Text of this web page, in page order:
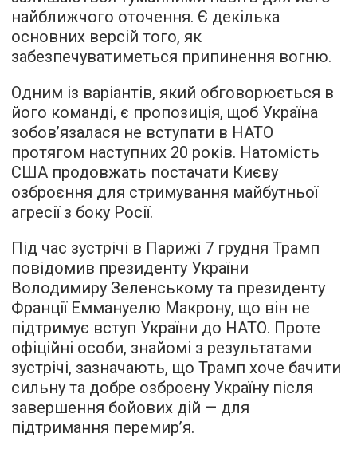
найближчого оточення. Є декілька
основних версій того, як
забезпечуватиметься припинення вогню.
Одним із варіантів, який обговорюється в
його команді, є пропозиція, щоб Україна
зобов’язалася не вступати в НАТО
протягом наступних 20 років. Натомість
США продовжать постачати Києву
озброєння для стримування майбутньої
агресії з боку Росії.
Під час зустрічі в Парижі 7 грудня Трамп
повідомив президенту України
Володимиру Зеленському та президенту
Франції Еммануелю Макрону, що він не
підтримує вступ України до НАТО. Проте
офіційні особи, знайомі з результатами
зустрічі, зазначають, що Трамп хоче бачити
сильну та добре озброєну Україну після
завершення бойових дій — для
підтримання перемирʼя.